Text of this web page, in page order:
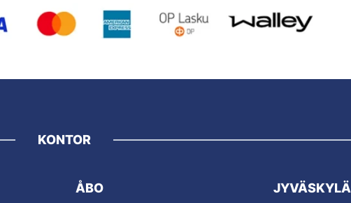
KONTOR
ÅBO JYVÄSKYLÄ